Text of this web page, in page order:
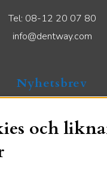
Tel: 08-12 20 07 80
info@dentway.com
Nyhetsbrev
och